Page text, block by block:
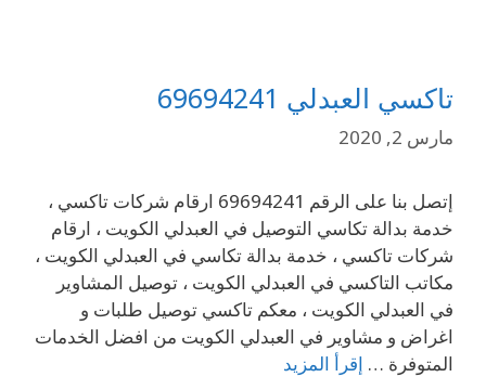
تاكسي العبدلي 69694241
مارس 2, 2020
إتصل بنا على الرقم 69694241 ارقام شركات تاكسي ،
خدمة بدالة تكاسي التوصيل في العبدلي الكويت ، ارقام
شركات تاكسي ، خدمة بدالة تكاسي في العبدلي الكويت ،
مكاتب التاكسي في العبدلي الكويت ، توصيل المشاوير
في العبدلي الكويت ، معكم تاكسي توصيل طلبات و
اغراض و مشاوير في العبدلي الكويت من افضل الخدمات
المتوفرة … إقرأ المزيد